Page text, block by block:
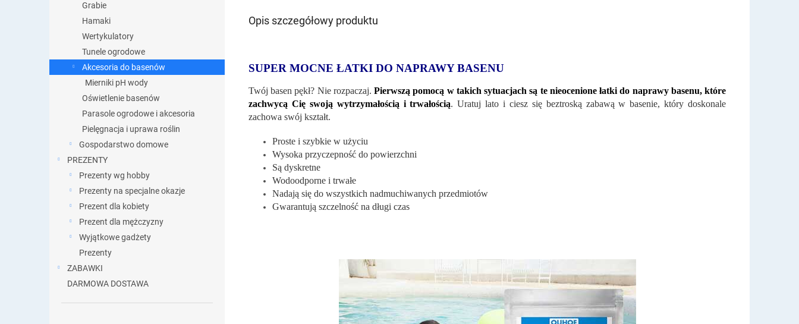
Grabie
Hamaki
Wertykulatory
Tunele ogrodowe
Akcesoria do basenów
Mierniki pH wody
Oświetlenie basenów
Parasole ogrodowe i akcesoria
Pielęgnacja i uprawa roślin
Gospodarstwo domowe
PREZENTY
Prezenty wg hobby
Prezenty na specjalne okazje
Prezent dla kobiety
Prezent dla mężczyzny
Wyjątkowe gadżety
Prezenty
ZABAWKI
DARMOWA DOSTAWA
Opis szczegółowy produktu
SUPER MOCNE ŁATKI DO NAPRAWY BASENU
Twój basen pękł? Nie rozpaczaj.Pierwszą pomocą w takich sytuacjach są te nieocenione łatki do naprawy basenu, które
zachwycą Cię swoją wytrzymałością i trwałością. Uratuj lato i ciesz się beztroską zabawą w basenie, który doskonale
zachowa swój kształt.
Proste i szybkie w użyciu
Wysoka przyczepność do powierzchni
Są dyskretne
Wodoodporne i trwałe
Nadają się do wszystkich nadmuchiwanych przedmiotów
Gwarantują szczelność na długi czas